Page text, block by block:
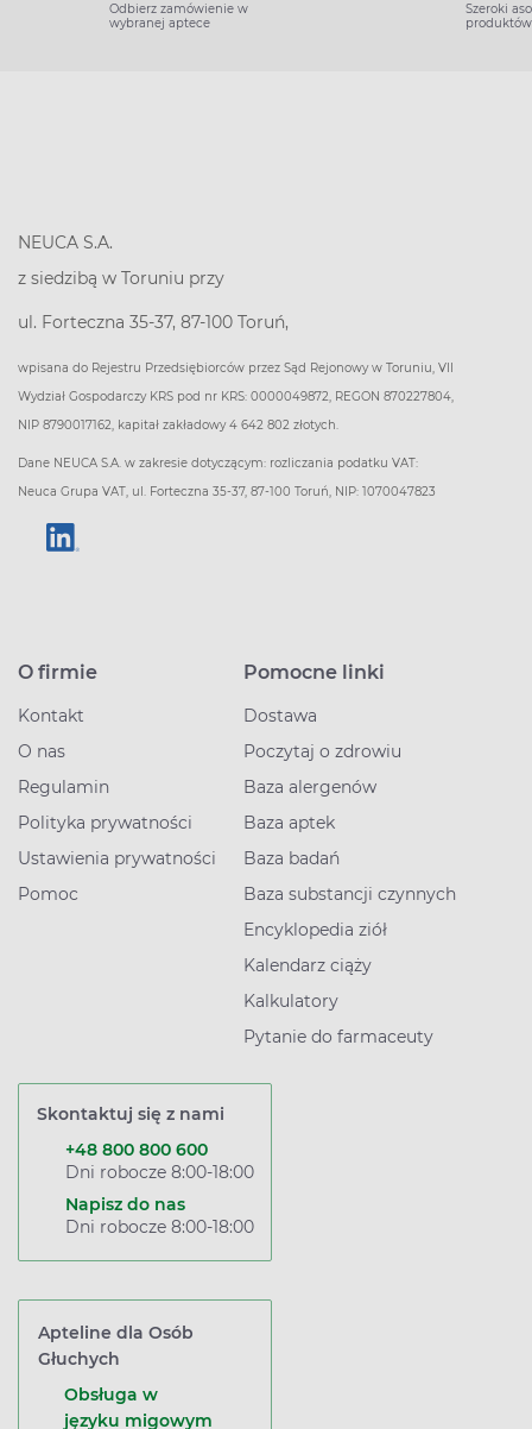
Odbierz zamówienie w
wybranej aptece
Szeroki
produktów
NEUCA S.A.
z siedzibą w Toruniu przy
ul. Forteczna 35-37, 87-100 Toruń,
wpisana do Rejestru Przedsiębiorców przez Sąd Rejonowy w Toruniu, VII
Wydział Gospodarczy KRS pod nr KRS: 0000049872, REGON 870227804,
NIP 8790017162, kapitał zakładowy 4 642 802 złotych.
Dane NEUCA S.A. w zakresie dotyczącym: rozliczania podatku VAT:
Neuca Grupa VAT, ul. Forteczna 35-37, 87-100 Toruń, NIP: 1070047823
O firmie
Kontakt
O nas
Regulamin
Polityka prywatności
Ustawienia prywatności
Pomoc
Pomocne linki
Dostawa
Poczytaj o zdrowiu
Baza alergenów
Baza aptek
Baza badań
Baza substancji czynnych
Encyklopedia ziół
Kalendarz ciąży
Kalkulatory
Pytanie do farmaceuty
Skontaktuj się z nami
+48 800 800 600
Dni robocze 8:00-18:00
Napisz do nas
Dni robocze 8:00-18:00
Apteline dla Osób
Głuchych
Obsługa w
języku migowym